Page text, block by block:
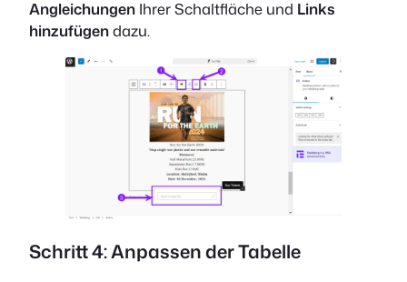
Angleichungen Ihrer Schaltfläche und Links
hinzufügendazu.
Schritt 4: Anpassen der Tabelle